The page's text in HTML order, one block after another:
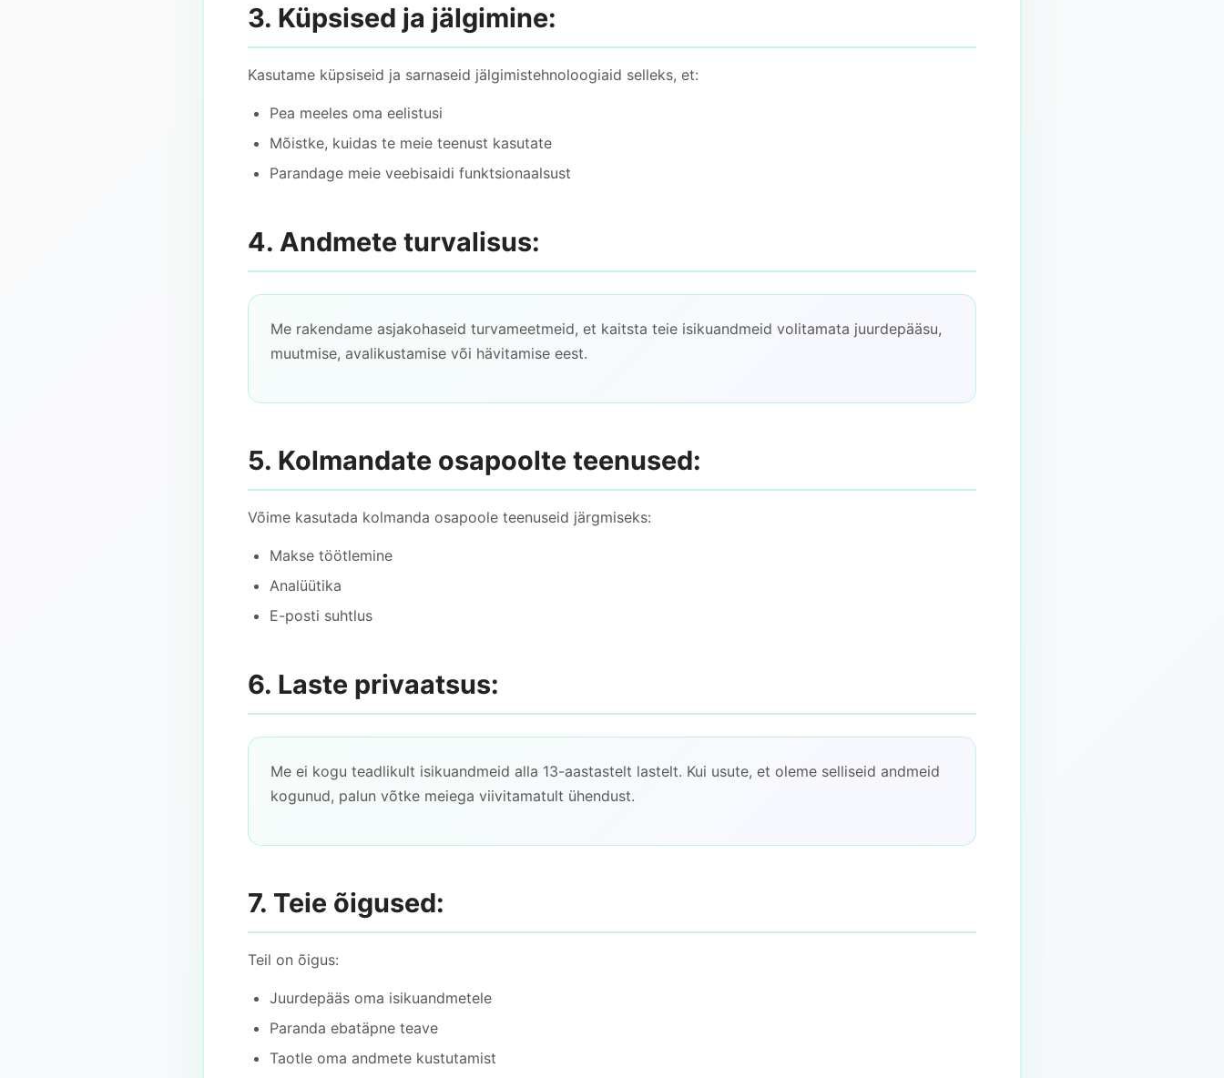
3. Küpsised ja jälgimine:
Kasutame küpsiseid ja sarnaseid jälgimistehnoloogiaid selleks, et:
Pea meeles oma eelistusi
Mõistke, kuidas te meie teenust kasutate
Parandage meie veebisaidi funktsionaalsust
4. Andmete turvalisus:
Me rakendame asjakohaseid turvameetmeid, et kaitsta teie isikuandmeid volitamata juurdepääsu,
muutmise, avalikustamise või hävitamise eest.
5. Kolmandate osapoolte teenused:
Võime kasutada kolmanda osapoole teenuseid järgmiseks:
Makse töötlemine
Analüütika
E-posti suhtlus
6. Laste privaatsus:
Me ei kogu teadlikult isikuandmeid alla 13-aastastelt lastelt. Kui usute, et oleme selliseid andmeid
kogunud, palun võtke meiega viivitamatult ühendust.
7. Teie õigused:
Teil on õigus:
Juurdepääs oma isikuandmetele
Paranda ebatäpne teave
Taotle oma andmete kustutamist